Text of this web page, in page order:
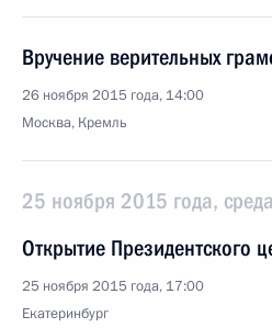
Вручение верительных
26 ноября 2015 года, 14:00
Москва, Кремль
25 ноября 2015 года, среда
Открытие Президентского
25 ноября 2015 года, 17:00
Екатеринбург